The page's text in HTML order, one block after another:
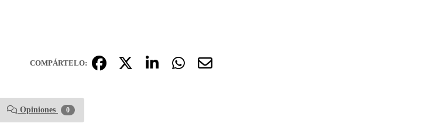
COMPÁRTELO:
Opiniones 0